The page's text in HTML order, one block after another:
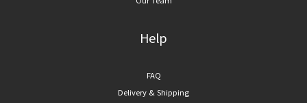
Help
FAQ
Delivery & Shipping